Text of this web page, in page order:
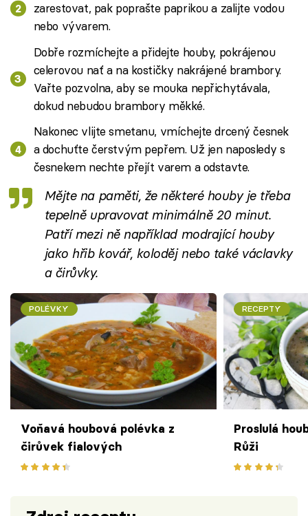
zarestovat, pak poprašte paprikou a zalijte vodou
nebo vývarem.
Dobře rozmíchejte a přidejte houby, pokrájenou
celerovou nať a na kostičky nakrájené brambory.
Vařte pozvolna, aby se mouka nepřichytávala,
dokud nebudou brambory měkké.
Nakonec vlijte smetanu, vmíchejte drcený česnek
a dochuťte čerstvým pepřem. Už jen naposledy s
česnekem nechte přejít varem a odstavte.
Mějte na paměti, že některé houby je třeba
tepelně upravovat minimálně 20 minut.
Patří mezi ně například modrající houby
jako hřib kovář, koloděj nebo také václavky
a čirůvky.
POLÉVKY
Voňavá houbová polévka z
čirůvek fialových
RECEPTY
Proslulá
Růži